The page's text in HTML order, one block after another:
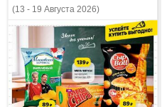
(13 - 19 Августа 2026)